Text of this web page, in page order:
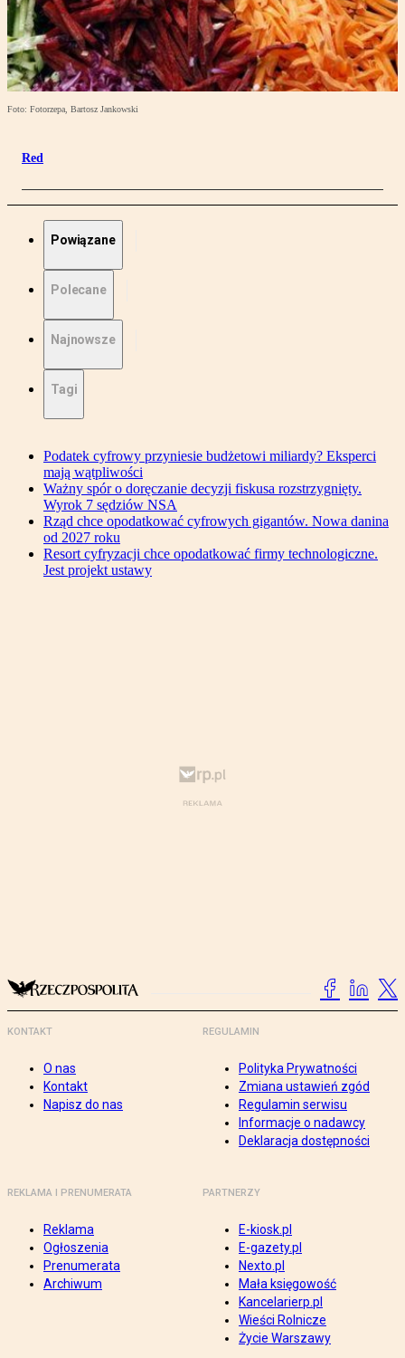
Foto: Fotorzepa, Bartosz Jankowski
Red
Powiązane
Polecane
Najnowsze
Tagi
Podatek cyfrowy przyniesie budżetowi miliardy? Eksperci
mają wątpliwości
Ważny spór o doręczanie decyzji fiskusa rozstrzygnięty.
Wyrok 7 sędziów NSA
Rząd chce opodatkować cyfrowych gigantów. Nowa danina
od 2027 roku
Resort cyfryzacji chce opodatkować firmy technologiczne.
Jest projekt ustawy
KONTAKT
O nas
Kontakt
Napisz do nas
REGULAMIN
Polityka Prywatności
Zmiana ustawień zgód
Regulamin serwisu
Informacje o nadawcy
Deklaracja dostępności
REKLAMA I PRENUMERATA
Reklama
Ogłoszenia
Prenumerata
Archiwum
PARTNERZY
E-kiosk.pl
E-gazety.pl
Nexto.pl
Mała księgowość
Kancelarierp.pl
Wieści Rolnicze
Życie Warszawy